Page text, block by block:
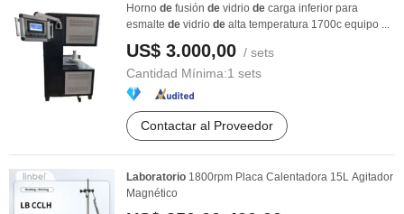
Horno de fusión de vidrio de carga inferior para
esmalte de vidrio de alta temperatura 1700c equipo ...
US$ 3.000,00 / sets
Cantidad Mínima:1 sets
Contactar al Proveedor
Laboratorio 1800rpm Placa Calentadora 15L Agitador
Magnético